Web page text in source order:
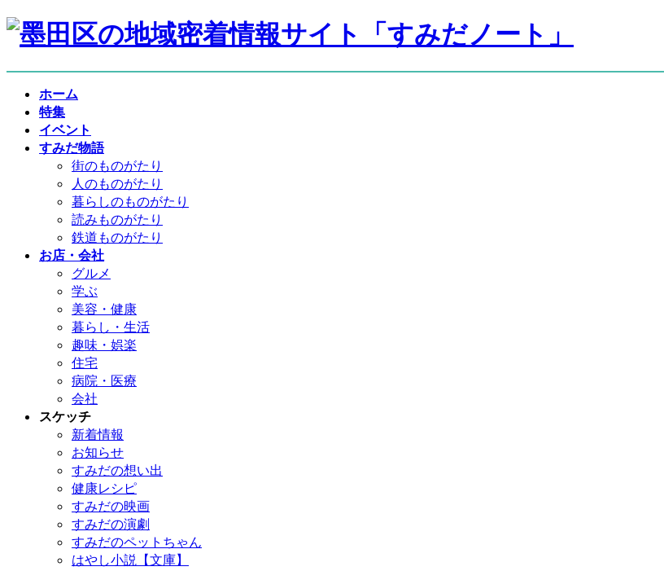
コ
ナ
ホーム
特集
イベント
すみだ物語
街のものがたり
人のものがたり
暮らしのものがたり
読みものがたり
鉄道ものがたり
お店・会社
グルメ
学ぶ
美容・健康
暮らし・生活
趣味・娯楽
住宅
病院・医療
会社
スケッチ
新着情報
お知らせ
すみだの想い出
健康レシピ
すみだの映画
すみだの演劇
すみだのペットちゃん
はやし小説【文庫】